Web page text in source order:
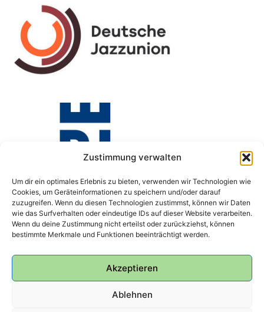
Zustimmung verwalten
Um dir ein optimales Erlebnis zu bieten, verwenden wir Technologien wie
Cookies, um Geräteinformationen zu speichern und/oder darauf
zuzugreifen. Wenn du diesen Technologien zustimmst, können wir Daten
wie das Surfverhalten oder eindeutige IDs auf dieser Website verarbeiten.
Wenn du deine Zustimmung nicht erteilst oder zurückziehst, können
bestimmte Merkmale und Funktionen beeinträchtigt werden.
Akzeptieren
Ablehnen